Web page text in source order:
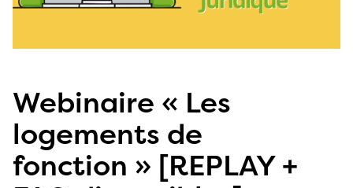
Webinaire « Les
logements de
fonction » [REPLAY +